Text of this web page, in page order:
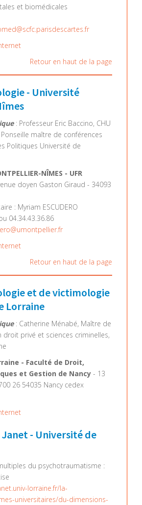
et biomédicales
Retour en haut de la page
- Université
: Professeur Eric Baccino, CHU
maître de conférences
Politiques Université de
NÎMES - UFR
doyen Gaston Giraud - 34093
: Myriam ESCUDERO
04.34.43.36.86
Retour en haut de la page
et de victimologie
Lorraine
: Catherine Ménabé, Maître de
droit privé et sciences criminelles,
- Faculté de Droit,
et Gestion de Nancy - 13
26 54035 Nancy cedex
- Université de
du psychotraumatisme :
lorraine.fr/la-
universitaires/du-dimensions-